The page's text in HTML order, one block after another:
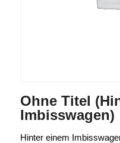
Ohne Titel
Imbisswagen)
Hinter einem